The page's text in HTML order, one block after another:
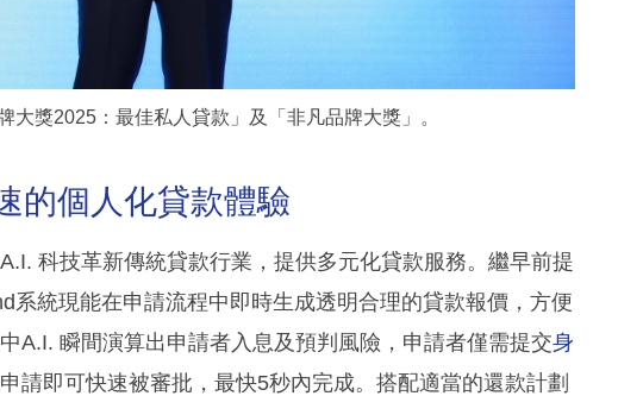
獎2025：最佳私人貸款」及「非凡品牌大獎」。
的個人化貸款體驗
科技革新傳統貸款行業，提供多元化貸款服務。繼早前提
系統現能在申請流程中即時生成透明合理的貸款報價，方便
A.I. 瞬間演算出申請者入息及預判風險，申請者僅需提交身
請即可快速被審批，最快5秒內完成。搭配適當的還款計劃